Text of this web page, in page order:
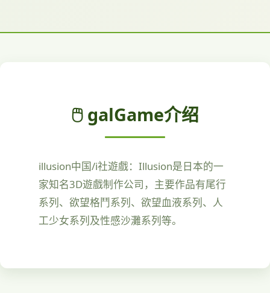
🖱️ galGame介绍
illusion中国/i社遊戲：Illusion是日本的一
家知名3D遊戲制作公司，主要作品有尾行
系列、欲望格鬥系列、欲望血液系列、人
工少女系列及性感沙灘系列等。